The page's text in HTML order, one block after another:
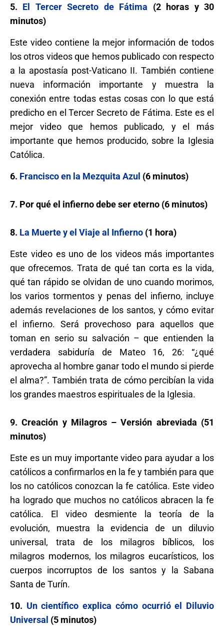
5. El Tercer Secreto de Fátima (2 horas y 30
minutos)
Este video contiene la mejor información de todos
los otros videos que hemos publicado con respecto
a la apostasía post-Vaticano II. También contiene
nueva información importante y muestra la
conexión entre todas estas cosas con lo que está
predicho en el Tercer Secreto de Fátima. Este es el
mejor video que hemos publicado, y el más
importante que hemos producido, sobre la Iglesia
Católica.
6. Francisco en la Mezquita Azul (6 minutos)
7. Por qué el infierno debe ser eterno (6 minutos)
8. La Muerte y el Viaje al Infierno (1 hora)
Este video es uno de los videos más importantes
que ofrecemos. Trata de qué tan corta es la vida,
qué tan rápido se olvidan de uno cuando morimos,
los varios tormentos y penas del infierno, incluye
además revelaciones de los santos, y cómo evitar
el infierno. Será provechoso para aquellos que
toman en serio su salvación – que entienden la
verdadera sabiduría de Mateo 16, 26: “¿qué
aprovecha al hombre ganar todo el mundo si pierde
el alma?”. También trata de cómo percibían la vida
los grandes maestros espirituales de la Iglesia.
9.Creación y Milagros– Versión abreviada (51
minutos)
Este es un muy importante video para ayudar a los
católicos a confirmarlos en la fe y también para que
los no católicos conozcan la fe católica. Este video
ha logrado que muchos no católicos abracen la fe
católica. El video desmiente la teoría de la
evolución, muestra la evidencia de un diluvio
universal, trata de los milagros bíblicos, los
milagros modernos, los milagros eucarísticos, los
cuerpos incorruptos de los santos y la Sabana
Santa de Turín.
10. Un científico explica cómo ocurrió el Diluvio
Universal (5 minutos)